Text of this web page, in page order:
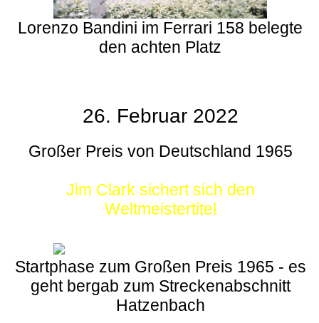
Lorenzo Bandini im Ferrari 158 belegte
den achten Platz
26. Februar 2022
Großer Preis von Deutschland 1965
Jim Clark sichert sich den
Weltmeistertitel
Startphase zum Großen Preis 1965 - es
geht bergab zum Streckenabschnitt
Hatzenbach